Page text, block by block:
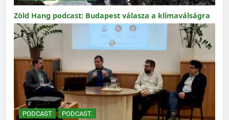
Zöld Hang podcast: Budapest válasza a klímaválságra
PODCAST PODCAST.